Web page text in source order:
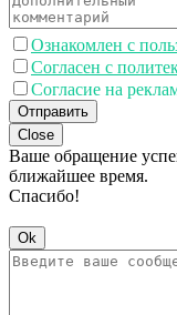
Ознакомлен с
Согласен с
Согласие на
Отправить
Close
Ваше обращение
ближайшее время.
Спасибо!
Ok